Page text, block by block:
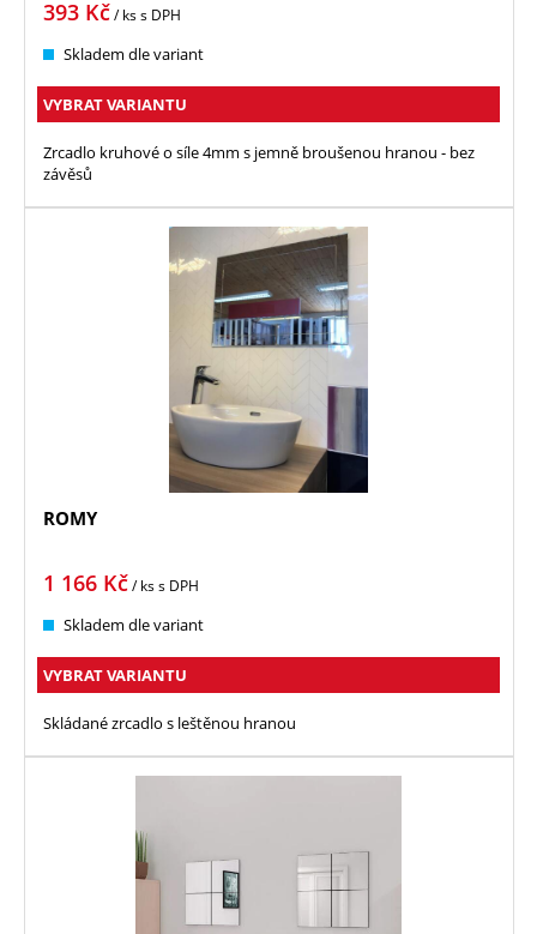
393 Kč/ kss DPH
Skladem dle variant
VYBRAT VARIANTU
Zrcadlo kruhové o síle 4mm s jemně broušenou hranou - bez
závěsů
ROMY
1 166 Kč/ kss DPH
Skladem dle variant
VYBRAT VARIANTU
Skládané zrcadlo s leštěnou hranou